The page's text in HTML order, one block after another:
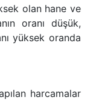
olan hane ve
oranı düşük,
yüksek oranda
harcamalar